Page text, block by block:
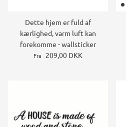
Dette hjem er fuld af
kærlighed, varm luft kan
forekomme - wallsticker
Fra 209,00 DKK